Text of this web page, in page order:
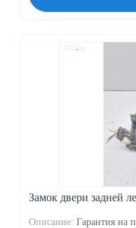
Замок двери задней
Описание: Гарантия на